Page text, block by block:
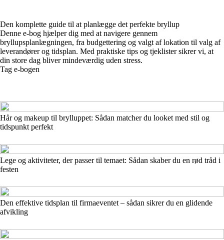
Den komplette guide til at planlægge det perfekte bryllup
Denne e-bog hjælper dig med at navigere gennem
bryllupsplanlægningen, fra budgettering og valgt af lokation til valg af
leverandører og tidsplan. Med praktiske tips og tjeklister sikrer vi, at
din store dag bliver mindeværdig uden stress.
Tag e-bogen
Hår og makeup til brylluppet: Sådan matcher du looket med stil og
tidspunkt perfekt
Lege og aktiviteter, der passer til temaet: Sådan skaber du en rød tråd i
festen
Den effektive tidsplan til firmaeventet – sådan sikrer du en glidende
afvikling